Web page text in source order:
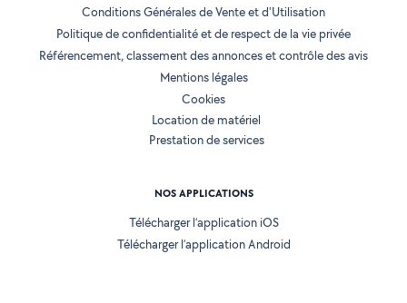
Conditions Générales de Vente et d'Utilisation
Politique de confidentialité et de respect de la vie privée
Référencement, classement des annonces et contrôle des avis
Mentions légales
Cookies
Location de matériel
Prestation de services
NOS APPLICATIONS
Télécharger l’application iOS
Télécharger l’application Android